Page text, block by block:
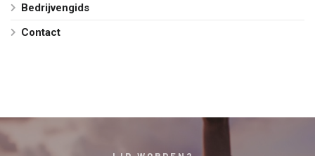
Bedrijvengids
Contact